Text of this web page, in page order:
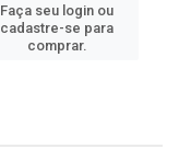
Faça seu login ou
cadastre-se para
comprar.